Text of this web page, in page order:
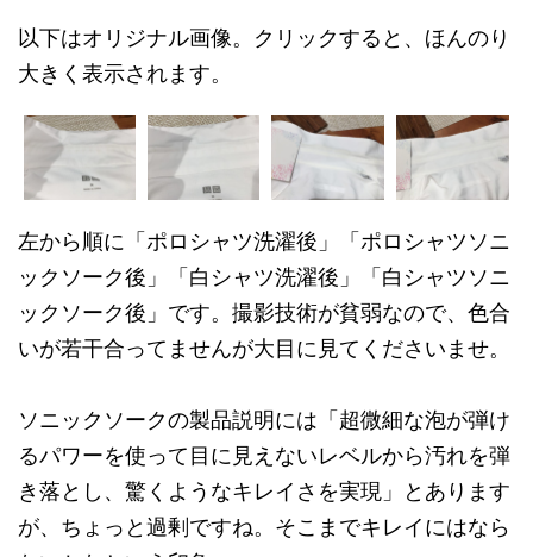
以下はオリジナル画像。クリックすると、ほんのり
大きく表示されます。
左から順に「ポロシャツ洗濯後」「ポロシャツソニ
ックソーク後」「白シャツ洗濯後」「白シャツソニ
ックソーク後」です。撮影技術が貧弱なので、色合
いが若干合ってませんが大目に見てくださいませ。
ソニックソークの製品説明には「超微細な泡が弾け
るパワーを使って目に見えないレベルから汚れを弾
き落とし、驚くようなキレイさを実現」とあります
が、ちょっと過剰ですね。そこまでキレイにはなら